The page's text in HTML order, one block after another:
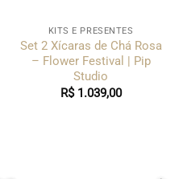
KITS E PRESENTES
Set 2 Xícaras de Chá Rosa
– Flower Festival | Pip
Studio
R$1.039,00